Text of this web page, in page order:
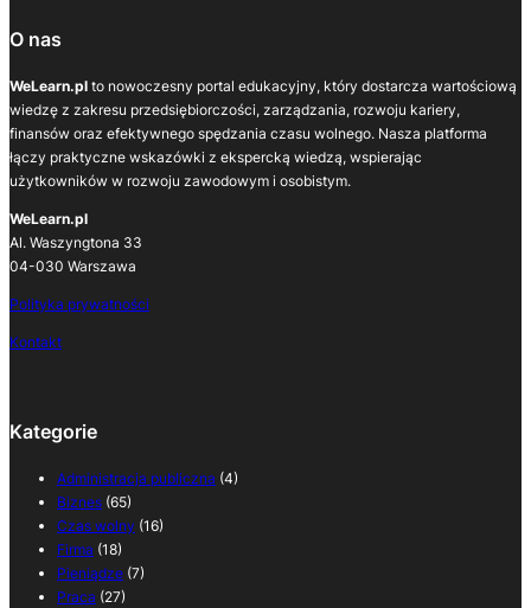
O nas
WeLearn.pl to nowoczesny portal edukacyjny, który dostarcza wartościową
wiedzę z zakresu przedsiębiorczości, zarządzania, rozwoju kariery,
finansów oraz efektywnego spędzania czasu wolnego. Nasza platforma
łączy praktyczne wskazówki z ekspercką wiedzą, wspierając
użytkowników w rozwoju zawodowym i osobistym.
WeLearn.pl
Al. Waszyngtona 33
04-030 Warszawa
Polityka prywatności
Kontakt
Kategorie
Administracja publiczna (4)
Biznes (65)
Czas wolny (16)
Firma (18)
Pieniądze (7)
Praca (27)